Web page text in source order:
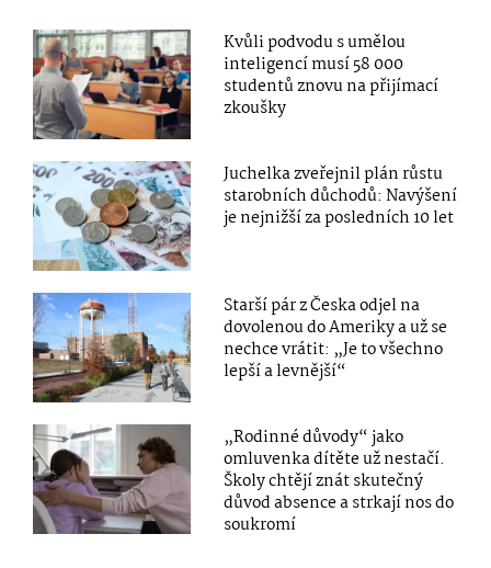
Kvůli podvodu s umělou
inteligencí musí 58 000
studentů znovu na přijímací
zkoušky
Juchelka zveřejnil plán růstu
starobních důchodů: Navýšení
je nejnižší za posledních 10 let
Starší pár z Česka odjel na
dovolenou do Ameriky a už se
nechce vrátit: „Je to všechno
lepší a levnější“
„Rodinné důvody“ jako
omluvenka dítěte už nestačí.
Školy chtějí znát skutečný
důvod absence a strkají nos do
soukromí